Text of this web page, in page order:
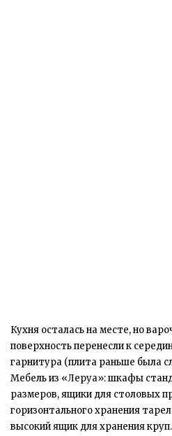
Кухня осталась на месте, но
поверхность перенесли к
гарнитура (плита раньше была
Мебель из «Леруа»: шкафы
размеров, ящики для столовых
горизонтального хранения
высокий ящик для хранения